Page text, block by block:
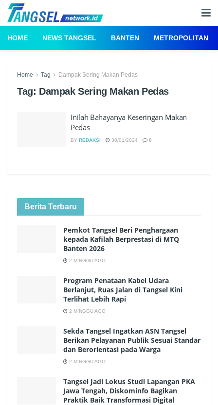
HOME NEWS TANGSEL BANTEN METROPOLITAN
Home Tag Dampak Sering Makan Pedas
Tag: Dampak Sering Makan Pedas
Inilah Bahayanya Keseringan Makan
Pedas
BY REDAKSI 30/01/2024 0
Berita Terbaru
Pemkot Tangsel Beri Penghargaan
kepada Kafilah Berprestasi di MTQ
Banten 2026
2 MINGGU AGO
Program Penataan Kabel Udara
Berlanjut, Ruas Jalan di Tangsel Kini
Terlihat Lebih Rapi
2 MINGGU AGO
Sekda Tangsel Ingatkan ASN Tangsel
Berikan Pelayanan Publik Sesuai Standar
dan Berorientasi pada Warga
2 MINGGU AGO
Tangsel Jadi Lokus Studi Lapangan PKA
Jawa Tengah, Diskominfo Bagikan
Praktik Baik Transformasi Digital